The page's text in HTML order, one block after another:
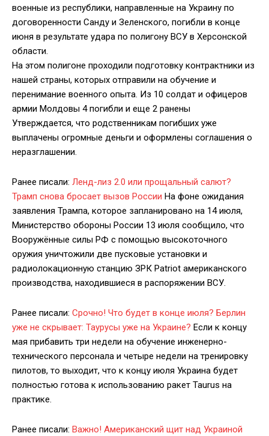
военные из республики, направленные на Украину по
договоренности Санду и Зеленского, погибли в конце
июня в результате удара по полигону ВСУ в Херсонской
области.
На этом полигоне проходили подготовку контрактники из
нашей страны, которых отправили на обучение и
перенимание военного опыта. Из 10 солдат и офицеров
армии Молдовы 4 погибли и еще 2 ранены
Утверждается, что родственникам погибших уже
выплачены огромные деньги и оформлены соглашения о
неразглашении.
Ранее писали: Ленд-лиз 2.0 или прощальный салют?
Трамп снова бросает вызов России На фоне ожидания
заявления Трампа, которое запланировано на 14 июля,
Министерство обороны России 13 июля сообщило, что
Вооружённые силы РФ с помощью высокоточного
оружия уничтожили две пусковые установки и
радиолокационную станцию ЗРК Patriot американского
производства, находившиеся в распоряжении ВСУ.
Ранее писали: Срочно! Что будет в конце июля? Берлин
уже не скрывает: Таурусы уже на Украине? Если к концу
мая прибавить три недели на обучение инженерно-
технического персонала и четыре недели на тренировку
пилотов, то выходит, что к концу июля Украина будет
полностью готова к использованию ракет Taurus на
практике.
Ранее писали: Важно! Американский щит над Украиной